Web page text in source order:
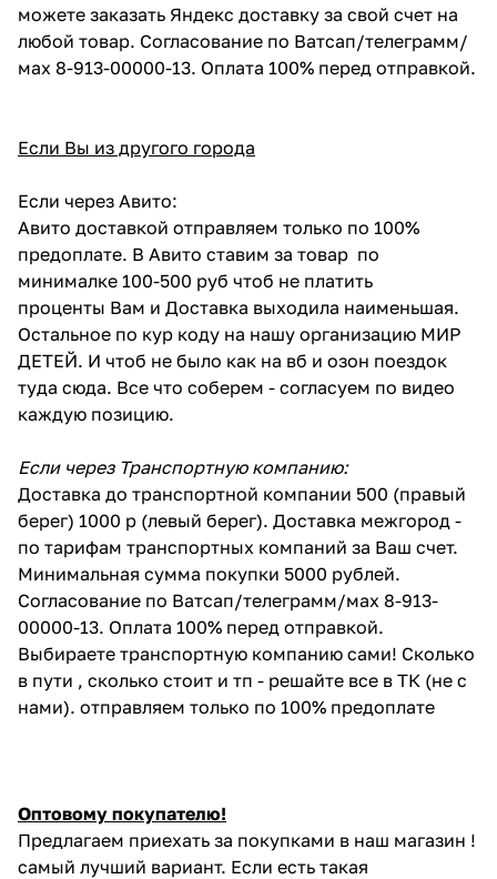
можете заказать Яндекс доставку за свой счет на
любой товар. Согласование по Ватсап/телеграмм/
мах 8-913-00000-13. Оплата 100% перед отправкой.
Если Вы из другого города
Если через Авито:
Авито доставкой отправляем только по 100%
предоплате. В Авито ставим за товар по
минималке 100-500 руб чтоб не платить
проценты Вам и Доставка выходила наименьшая.
Остальное по кур коду на нашу организацию МИР
ДЕТЕЙ. И чтоб не было как на вб и озон поездок
туда сюда. Все что соберем - согласуем по видео
каждую позицию.
Если через Транспортную компанию:
Доставка до транспортной компании 500 (правый
берег) 1000 р (левый берег). Доставка межгород -
по тарифам транспортных компаний за Ваш счет.
Минимальная сумма покупки 5000 рублей.
Согласование по Ватсап/телеграмм/мах 8-913-
00000-13. Оплата 100% перед отправкой.
Выбираете транспортную компанию сами! Сколько
в пути , сколько стоит и тп - решайте все в ТК (не с
нами). отправляем только по 100% предоплате
Оптовому покупателю!
Предлагаем приехать за покупками в наш магазин !
самый лучший вариант. Если есть такая